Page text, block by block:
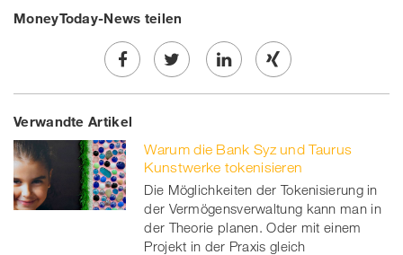
MoneyToday-News teilen
Share
on
Facebook
Twe
on
twitt
er
Share
linkedin
Share
Xing
Verwandte Artikel
Warum die Bank Syz und Taurus
Kunstwerke tokenisieren
Die Möglichkeiten der Tokenisierung in
der Vermögensverwaltung kann man in
der Theorie planen. Oder mit einem
Projekt in der Praxis gleich